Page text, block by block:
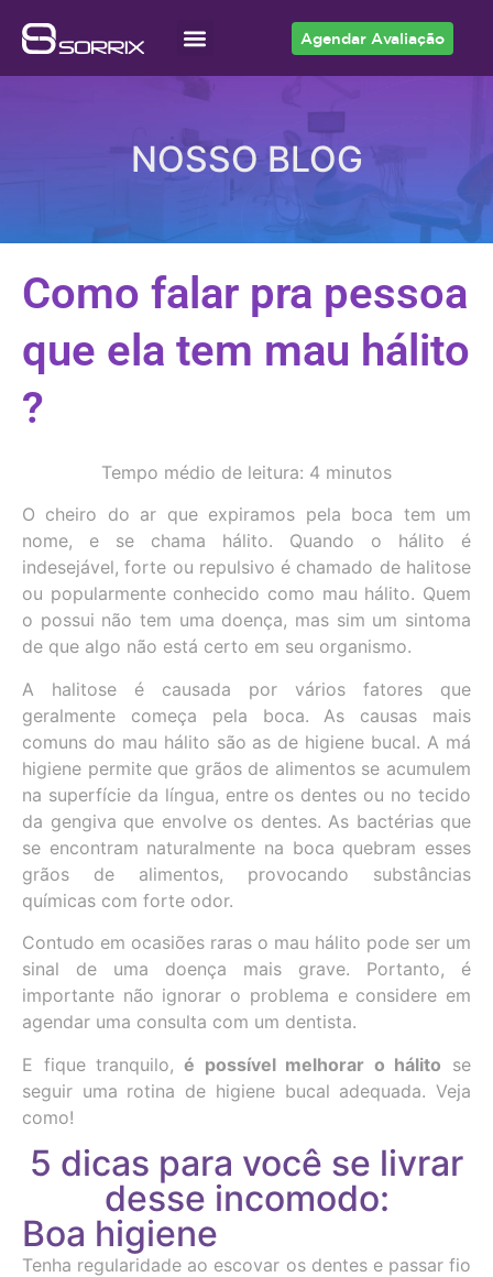
Agendar Avaliação
NOSSO BLOG
Como falar pra pessoa
que ela tem mau hálito
?
Tempo médio de leitura: 4 minutos
O cheiro do ar que expiramos pela boca tem um
nome, e se chama hálito. Quando o hálito é
indesejável, forte ou repulsivo é chamado de halitose
ou popularmente conhecido como mau hálito. Quem
o possui não tem uma doença, mas sim um sintoma
de que algo não está certo em seu organismo.
A halitose é causada por vários fatores que
geralmente começa pela boca. As causas mais
comuns do mau hálito são as de higiene bucal. A má
higiene permite que grãos de alimentos se acumulem
na superfície da língua, entre os dentes ou no tecido
da gengiva que envolve os dentes. As bactérias que
se encontram naturalmente na boca quebram esses
grãos de alimentos, provocando substâncias
químicas com forte odor.
Contudo em ocasiões raras o mau hálito pode ser um
sinal de uma doença mais grave. Portanto, é
importante não ignorar o problema e considere em
agendar uma consulta com um dentista.
E fique tranquilo, é possível melhorar o hálito se
seguir uma rotina de higiene bucal adequada. Veja
como!
5 dicas para você se livrar
desse incomodo:
Boa higiene
Tenha regularidade ao escovar os dentes e passar fio